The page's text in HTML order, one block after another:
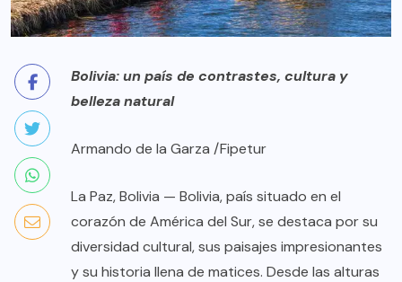
Bolivia: un país de contrastes, cultura y
belleza natural
Armando de la Garza /Fipetur
La Paz, Bolivia — Bolivia, país situado en el
corazón de América del Sur, se destaca por su
diversidad cultural, sus paisajes impresionantes
y su historia llena de matices. Desde las alturas